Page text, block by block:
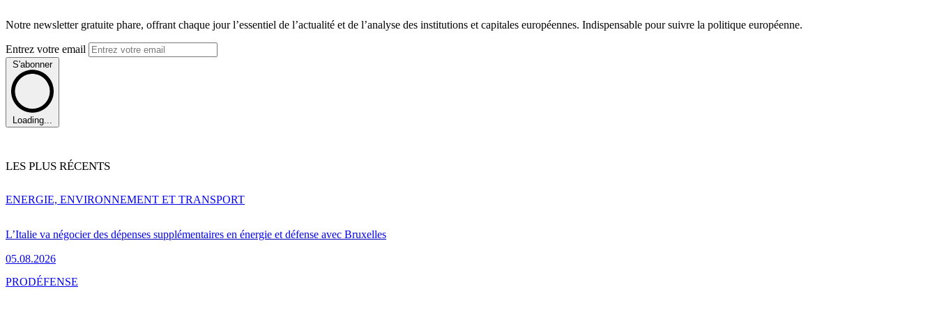
Notre newsletter gratuite phare, offrant chaque jour l’essentiel de l’actualité et de l’analyse des institutions et capitales européennes. Indispensable pour suivre la politique européenne.
Entrez votre email
S'abonner
Loading...
LES PLUS RÉCENTS
L’Italie va négocier des dépenses supplémentaires en énergie et défense avec Bruxelles
05.08.2026
ENERGIE, ENVIRONNEMENT ET TRANSPORT
PRODÉFENSE